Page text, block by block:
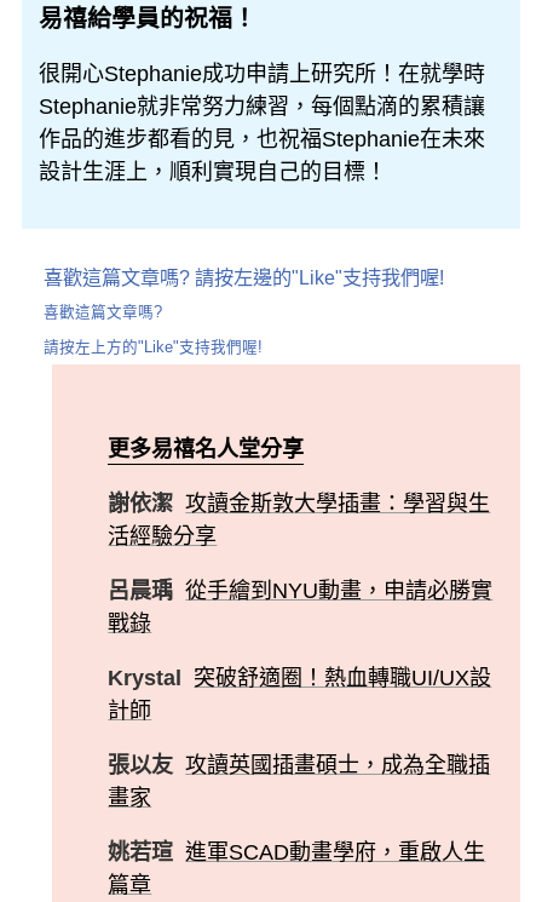
易禧給學員的祝福！
很開心Stephanie成功申請上研究所！在就學時
Stephanie就非常努力練習，每個點滴的累積讓
作品的進步都看的見，也祝福Stephanie在未來
設計生涯上，順利實現自己的目標！
喜歡這篇文章嗎? 請按左邊的"Like"支持我們喔!
喜歡這篇文章嗎?
請按左上方的"Like"支持我們喔!
更多易禧名人堂分享
謝依潔 攻讀金斯敦大學插畫：學習與生
活經驗分享
呂晨瑀 從手繪到NYU動畫，申請必勝實
戰錄
Krystal 突破舒適圈！熱血轉職UI/UX設
計師
張以友 攻讀英國插畫碩士，成為全職插
畫家
姚若瑄 進軍SCAD動畫學府，重啟人生
篇章